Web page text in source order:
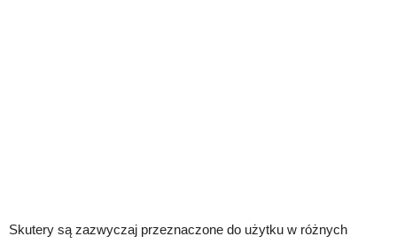
Skutery są zazwyczaj przeznaczone do użytku w różnych